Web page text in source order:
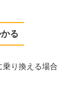
る
り換える場合